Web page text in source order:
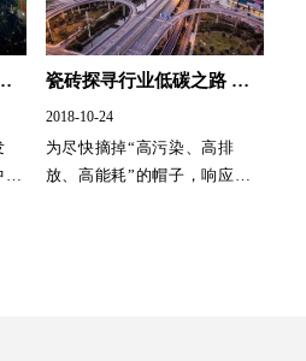
已
瓷砖探寻行业低碳之路 轻
薄化是发展目标
2018-10-24
为尽快摘掉“高污染、高排
放、高能耗”的帽子，响应国